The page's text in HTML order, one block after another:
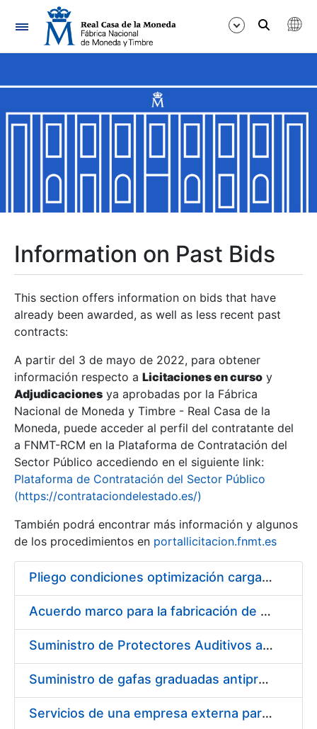
Navigation
Show/Hide
Show/Hide
Show/Hide
Show/Hide
Show/Hide
Show/Hide
Information on Past Bids
This section offers information on bids that have
already been awarded, as well as less recent past
contracts:
A partir del 3 de mayo de 2022, para obtener
información respecto a Licitaciones en curso y
Adjudicaciones ya aprobadas por la Fábrica
Nacional de Moneda y Timbre - Real Casa de la
Moneda, puede acceder al perfil del contratante del
a FNMT-RCM en la Plataforma de Contratación del
Sector Público accediendo en el siguiente link:
Plataforma de Contratación del Sector Público
(https://contrataciondelestado.es/)
También podrá encontrar más información y algunos
de los procedimientos en portallicitacion.fnmt.es
Pliego condiciones optimización cargas compras firmado
Acuerdo marco para la fabricación de piezas
Suministro de Protectores Auditivos a medida para las personas trabajadoras de los Centros de Trabajo de Madrid y Burgos
Suministro de gafas graduadas antiproyecciones para los trabajadores de la FNMT-RCM en los centros de trabajo de Madrid y Burgos
Servicios de una empresa externa para el asesoramiento y resolución de los recursos de alzada que se presentan relacionados con procesos de selección para la FNMT-RCM